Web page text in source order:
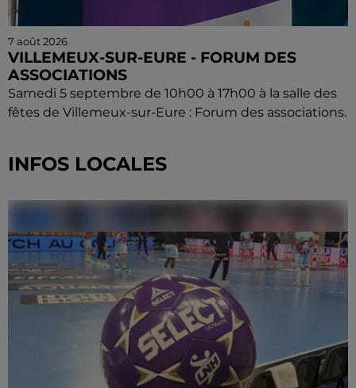
7 août 2026
VILLEMEUX-SUR-EURE - FORUM DES
ASSOCIATIONS
Samedi 5 septembre de 10h00 à 17h00 à la salle des
fêtes de Villemeux-sur-Eure : Forum des associations.
INFOS LOCALES